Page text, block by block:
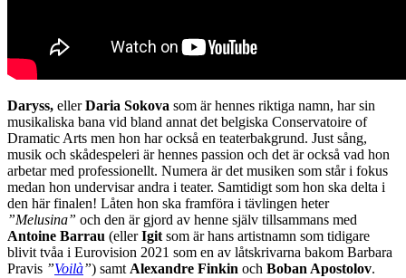
Daryss, ellerDaria Sokova som är hennes riktiga namn, har sin
musikaliska bana vid bland annat det belgiska Conservatoire of
Dramatic Arts men hon har också en teaterbakgrund. Just sång,
musik och skådespeleri är hennes passion och det är också vad hon
arbetar med professionellt. Numera är det musiken som står i fokus
medan hon undervisar andra i teater. Samtidigt som hon ska delta i
den här finalen! Låten hon ska framföra i tävlingen heter
”Melusina” och den är gjord av henne själv tillsammans med
Antoine Barrau (ellerIgitsom är hans artistnamn som tidigare
blivit tvåa i Eurovision 2021 som en av låtskrivarna bakom Barbara
Pravis ”Voilà”) samtAlexandre Finkin och Boban Apostolov.